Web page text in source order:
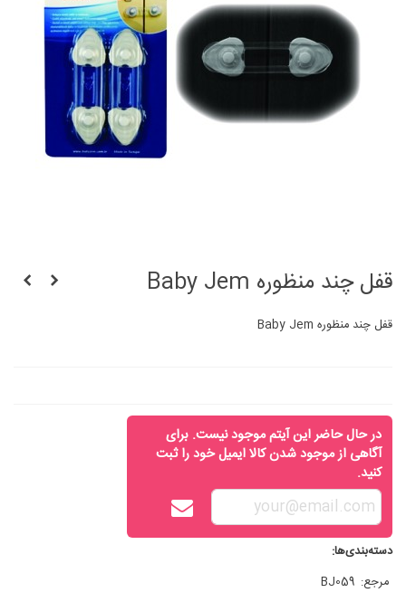
قفل چند منظوره Baby Jem
قفل چند منظوره Baby Jem
در حال حاضر این آیتم موجود نیست. برای
آگاهی از موجود شدن کالا ایمیل خود را ثبت
کنید.
دسته‌بندی‌ها:
مرجع: BJ059